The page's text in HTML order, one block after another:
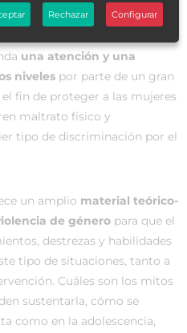
una atención y una
niveles por parte de un gran
fin de proteger a las mujeres
maltrato físico y
tipo de discriminación por el
un amplio material teórico-
de género para que el
destrezas y habilidades
tipo de situaciones, tanto a
Cuáles son los mitos
sustentarla, cómo se
como en la adolescencia,
Rechazar Configurar